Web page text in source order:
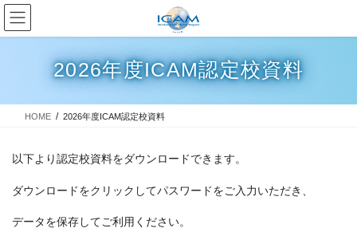
コ
ン
テ
ス
ナ
ビ
ゲ
ン
2026年度ICAM認定校資料
HOME 2026年度ICAM認定校資料
以下より認定校資料をダウンロードできます。
ダウンロードをクリックしてパスワードをご入力いただき、
データを保存してご利用ください。